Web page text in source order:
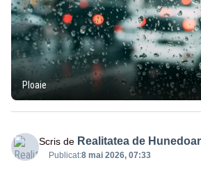
Ploaie
Scris de Realitatea de
Publicat:8 mai 2026, 07:33